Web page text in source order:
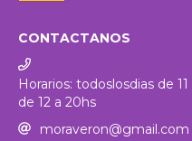
CONTACTANOS
Horarios: todoslosdias de
de 12 a 20hs
moraveron@gmail.com